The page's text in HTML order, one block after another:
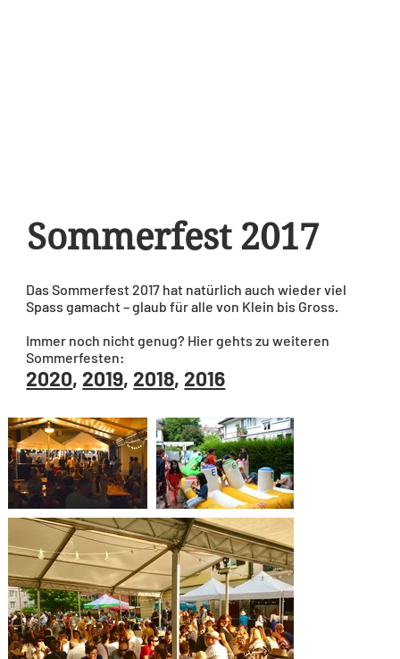
Sommerfest 2017
Das Sommerfest 2017 hat natürlich auch wieder viel
Spass gamacht – glaub für alle von Klein bis Gross.
Immer noch nicht genug? Hier gehts zu weiteren
Sommerfesten:
2020, 2019, 2018, 2016